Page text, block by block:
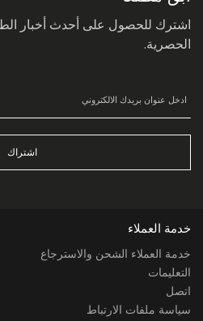
اشترك للحصول على أحدث أخبار
الحصرية.
اشتراك
خدمة العملاء
خدمة العملاء الشحن والاسترجاع
التعليمات
اتصل
سياسة ملفات الارتباط